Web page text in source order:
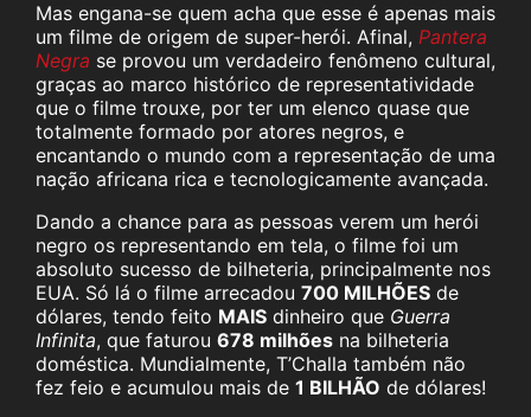
Mas engana-se quem acha que esse é apenas mais
um filme de origem de super-herói. Afinal, Pantera
Negra se provou um verdadeiro fenômeno cultural,
graças ao marco histórico de representatividade
que o filme trouxe, por ter um elenco quase que
totalmente formado por atores negros, e
encantando o mundo com a representação de uma
nação africana rica e tecnologicamente avançada.
Dando a chance para as pessoas verem um herói
negro os representando em tela, o filme foi um
absoluto sucesso de bilheteria, principalmente nos
EUA. Só lá o filme arrecadou 700 MILHÕES de
dólares, tendo feito MAIS dinheiro que Guerra
Infinita, que faturou 678 milhões na bilheteria
doméstica. Mundialmente, T’Challa também não
fez feio e acumulou mais de 1 BILHÃO de dólares!